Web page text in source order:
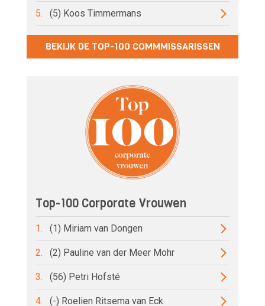
5. (5) Koos Timmermans
BEKIJK DE TOP-100 COMMMISSARISSEN
Top-100 Corporate Vrouwen
1. (1) Miriam van Dongen
2. (2) Pauline van der Meer Mohr
3. (56) Petri Hofsté
4. (-) Roelien Ritsema van Eck